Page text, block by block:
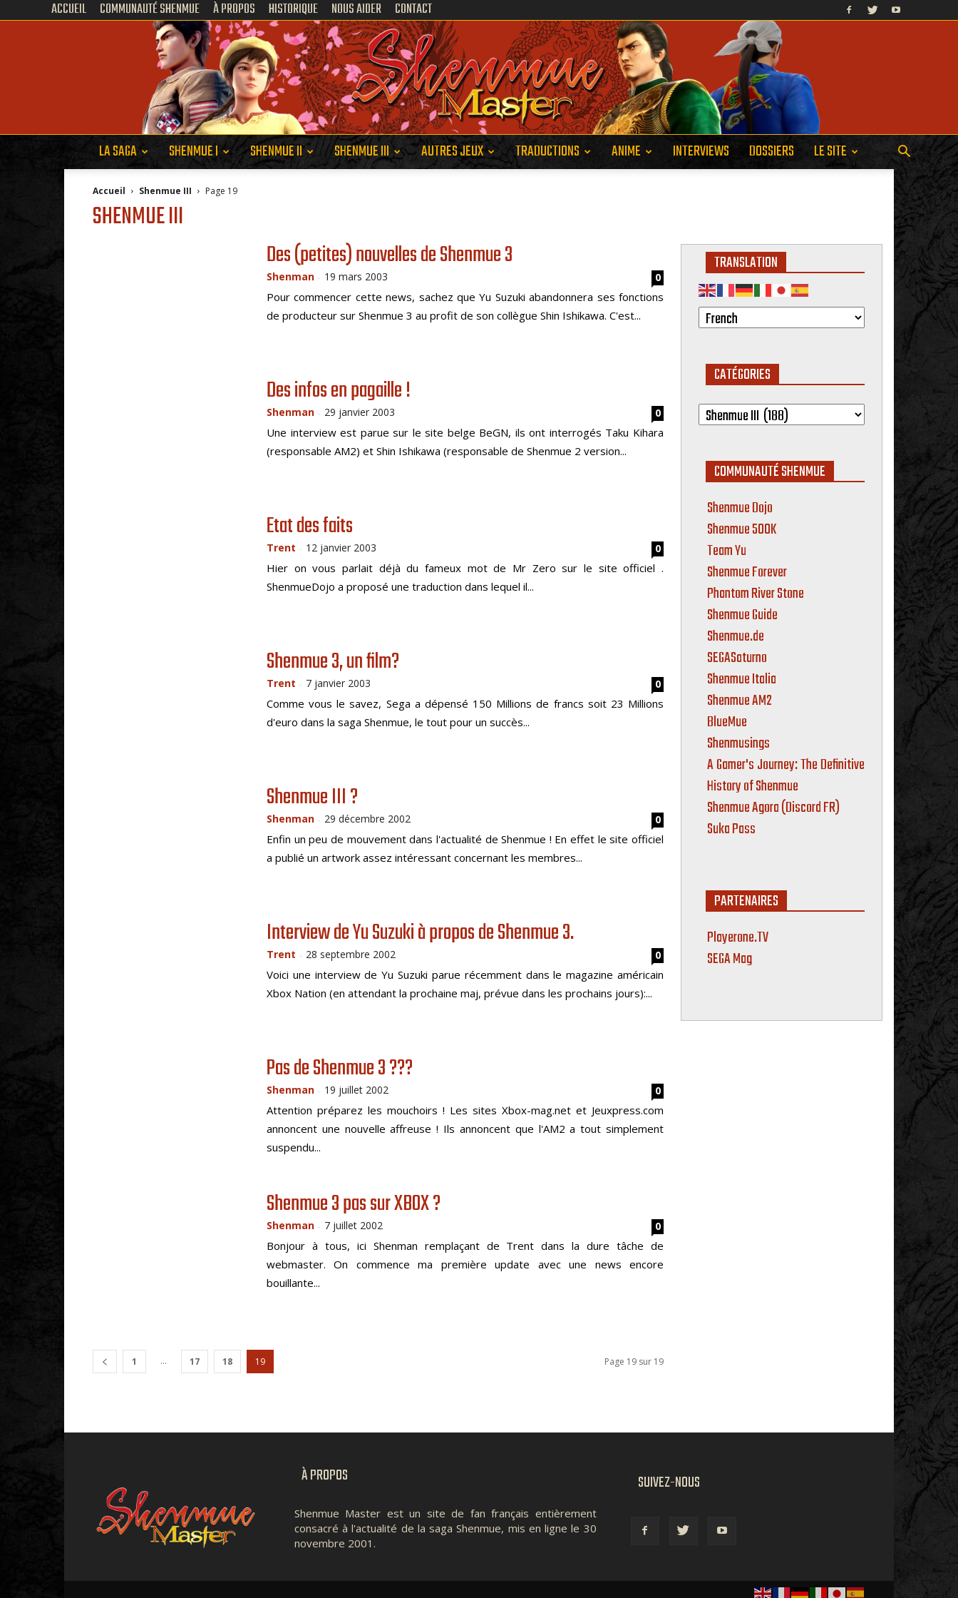
ACCUEIL COMMUNAUTÉ SHENMUE À PROPOS HISTORIQUE NOUS AIDER CONTACT
LA SAGA SHENMUE I SHENMUE II SHENMUE III AUTRES JEUX TRADUCTIONS ANIME INTERVIEWS DOSSIERS LE SITE
Accueil Shenmue III Page 19
SHENMUE III
Des (petites) nouvelles de Shenmue 3
Shenman - 19 mars 2003 0
Pour commencer cette news, sachez que Yu Suzuki abandonnera ses fonctions
de producteur sur Shenmue 3 au profit de son collègue Shin Ishikawa. C'est...
Des infos en pagaille !
Shenman - 29 janvier 2003 0
Une interview est parue sur le site belge BeGN, ils ont interrogés Taku Kihara
(responsable AM2) et Shin Ishikawa (responsable de Shenmue 2 version...
Etat des faits
Trent - 12 janvier 2003 0
Hier on vous parlait déjà du fameux mot de Mr Zero sur le site officiel .
ShenmueDojo a proposé une traduction dans lequel il...
Shenmue 3, un film?
Trent - 7 janvier 2003 0
Comme vous le savez, Sega a dépensé 150 Millions de francs soit 23 Millions
d'euro dans la saga Shenmue, le tout pour un succès...
Shenmue III ?
Shenman - 29 décembre 2002 0
Enfin un peu de mouvement dans l'actualité de Shenmue ! En effet le site officiel
a publié un artwork assez intéressant concernant les membres...
Interview de Yu Suzuki à propos de Shenmue 3.
Trent - 28 septembre 2002 0
Voici une interview de Yu Suzuki parue récemment dans le magazine américain
Xbox Nation (en attendant la prochaine maj, prévue dans les prochains jours):...
Pas de Shenmue 3 ???
Shenman - 19 juillet 2002 0
Attention préparez les mouchoirs ! Les sites Xbox-mag.net et Jeuxpress.com
annoncent une nouvelle affreuse ! Ils annoncent que l'AM2 a tout simplement
suspendu...
Shenmue 3 pas sur XBOX ?
Shenman - 7 juillet 2002 0
Bonjour à tous, ici Shenman remplaçant de Trent dans la dure tâche de
webmaster. On commence ma première update avec une news encore
bouillante...
1 ... 17 18 19 Page 19 sur 19
TRANSLATION
CATÉGORIES
Catégories
COMMUNAUTÉ SHENMUE
Shenmue Dojo
Shenmue 500K
Team Yu
Shenmue Forever
Phantom River Stone
Shenmue Guide
Shenmue.de
SEGASaturno
Shenmue Italia
Shenmue AM2
BlueMue
Shenmusings
A Gamer's Journey: The Definitive
History of Shenmue
Shenmue Agora (Discord FR)
Suka Pass
PARTENAIRES
Playerone.TV
SEGA Mag
À PROPOS
Shenmue Master est un site de fan français entièrement
consacré à l'actualité de la saga Shenmue, mis en ligne le 30
novembre 2001.
SUIVEZ-NOUS